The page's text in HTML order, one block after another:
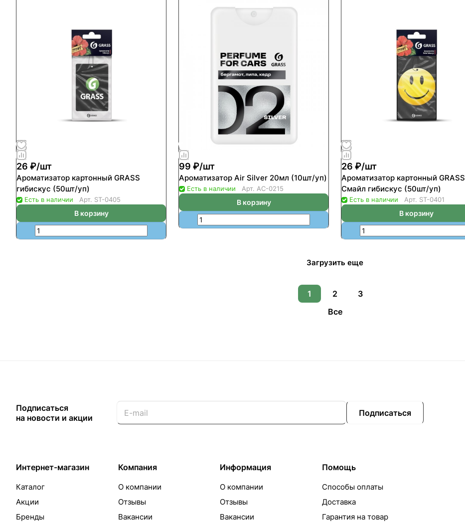
26 ₽/шт
Ароматизатор картонный GRASS
гибискус (50шт/уп)
Есть в наличии Арт. ST-0405
В корзину
99 ₽/шт
Ароматизатор Air Silver 20мл (10шт/уп)
Есть в наличии Арт. AC-0215
В корзину
26 ₽/шт
Ароматизатор картонный GRASS
Смайл гибискус (50шт/уп)
Есть в наличии Арт. ST-0401
В корзину
Загрузить еще
1 2
3
Все
Подписаться
на новости и акции
Подписаться
Интернет-магазин
Каталог
Акции
Бренды
Компания
О компании
Отзывы
Вакансии
Информация
О компании
Отзывы
Вакансии
Помощь
Способы оплаты
Доставка
Гарантия на товар